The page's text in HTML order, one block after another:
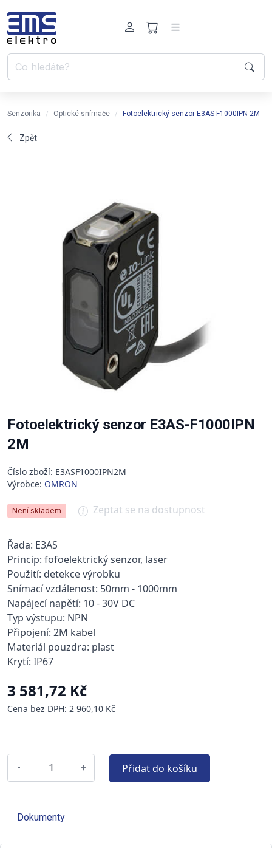
Senzorika Optické snímače Fotoelektrický senzor E3AS-F1000IPN 2M
Zpět
Fotoelektrický senzor E3AS-F1000IPN
2M
Číslo zboží: E3ASF1000IPN2M
Výrobce: OMRON
Není skladem Zeptat se na dostupnost
Řada: E3AS
Princip: fofoelektrický senzor, laser
Použití: detekce výrobku
Snímací vzdálenost: 50mm - 1000mm
Napájecí napětí: 10 - 30V DC
Typ výstupu: NPN
Připojení: 2M kabel
Materiál pouzdra: plast
Krytí: IP67
3 581,72 Kč
Cena bez DPH: 2 960,10 Kč
- + Přidat do košíku
Dokumenty